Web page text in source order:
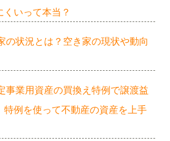
いって本当？
の状況とは？空き家の現状や動向
事業用資産の買換え特例で譲渡益
例を使って不動産の資産を上手